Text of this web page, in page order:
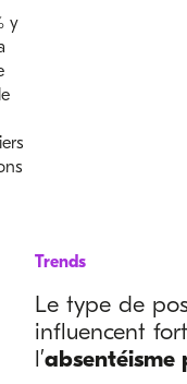
y
Trends
Le type de
influencent
l’absentéisme